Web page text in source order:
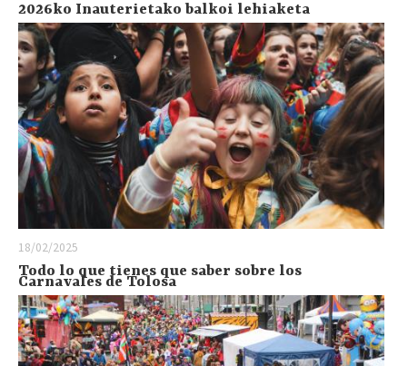
2026ko Inauterietako balkoi lehiaketa
18/02/2025
Todo lo que tienes que saber sobre los
Carnavales de Tolosa